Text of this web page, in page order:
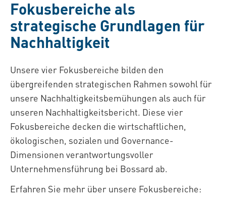
Fokusbereiche als
strategische Grundlagen für
Nachhaltigkeit
Unsere vier Fokusbereiche bilden den
übergreifenden strategischen Rahmen sowohl für
unsere Nachhaltigkeitsbemühungen als auch für
unseren Nachhaltigkeitsbericht. Diese vier
Fokusbereiche decken die wirtschaftlichen,
ökologischen, sozialen und Governance-
Dimensionen verantwortungsvoller
Unternehmensführung bei Bossard ab.
Erfahren Sie mehr über unsere Fokusbereiche: